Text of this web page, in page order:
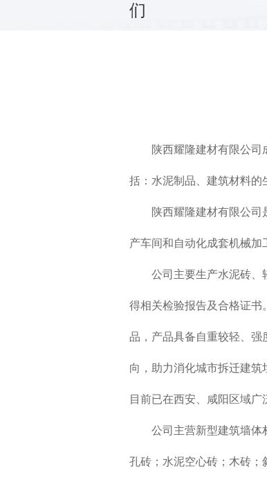
们
陕西耀隆建材有限公
括：水泥制品、建筑材料的
陕西耀隆建材有限公
产车间和自动化成套机械加
公司主要生产水泥砖、
得相关检验报告及合格证书
品，产品具备自重较轻、
向，助力消化城市拆迁建筑
目前已在西安、咸阳区域广
公司主营新型建筑墙体
孔砖；水泥空心砖；木砖；